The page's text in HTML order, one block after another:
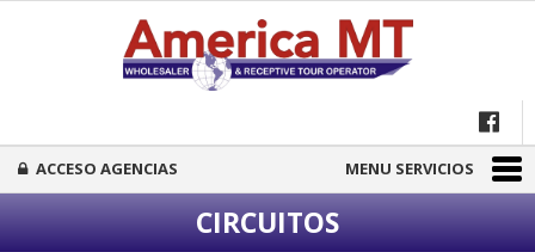
ACCESO AGENCIAS MENU SERVICIOS
CIRCUITOS